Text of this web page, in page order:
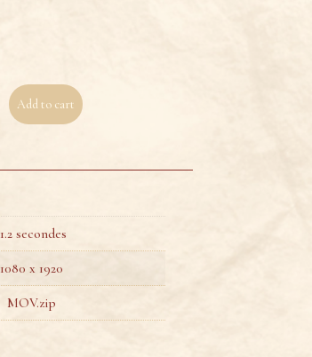
Add to cart
secondes
1080 x 1920
MOV.zip